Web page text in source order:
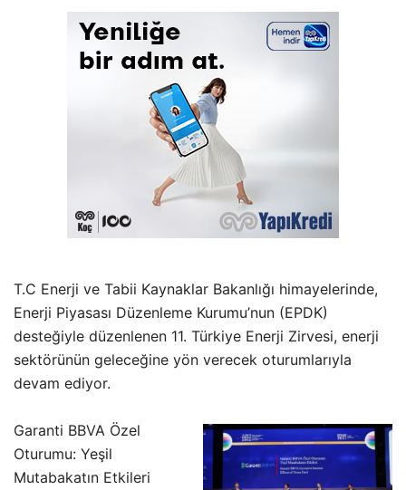
T.C Enerji ve Tabii Kaynaklar Bakanlığı himayelerinde,
Enerji Piyasası Düzenleme Kurumu’nun (EPDK)
desteğiyle düzenlenen 11. Türkiye Enerji Zirvesi, enerji
sektörünün geleceğine yön verecek oturumlarıyla
devam ediyor.
Garanti BBVA Özel
Oturumu: Yeşil
Mutabakatın Etkileri